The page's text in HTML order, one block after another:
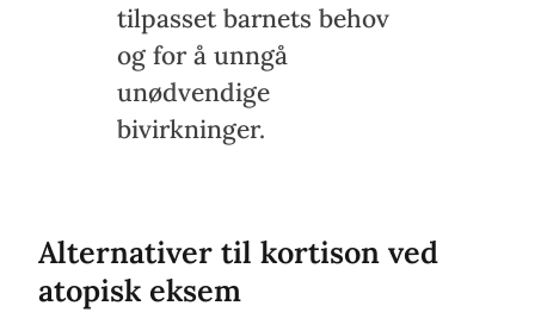
tilpasset barnets behov
og for å unngå
unødvendige
bivirkninger.
Alternativer til kortison ved
atopisk eksem